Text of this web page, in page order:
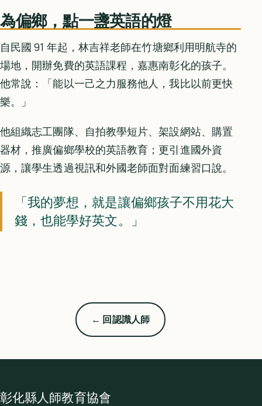
為偏鄉，點一盞英語的燈
自民國 91 年起，林吉祥老師在竹塘鄉利用明航寺的
場地，開辦免費的英語課程，嘉惠南彰化的孩子。
他常說：「能以一己之力服務他人，我比以前更快
樂。」
他組織志工團隊、自拍教學短片、架設網站、購置
器材，推廣偏鄉學校的英語教育；更引進國外資
源，讓學生透過視訊和外國老師面對面練習口說。
「我的夢想，就是讓偏鄉孩子不用花大
錢，也能學好英文。」
← 回認識人師
彰化縣人師教育協會